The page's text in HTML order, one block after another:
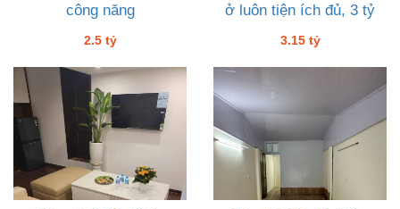
công năng
2.5 tỷ
ở luôn tiện ích đủ, 3 tỷ
3.15 tỷ